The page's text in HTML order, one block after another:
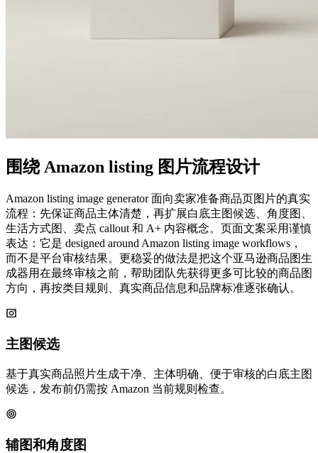
围绕 Amazon listing 图片流程设计
Amazon listing image generator 面向卖家准备商品页图片的真实
流程：先保证商品主体清楚，再扩展白底主图候选、角度图、
生活方式图、卖点 callout 和 A+ 内容概念。页面文案采用谨慎
表达：它是 designed around Amazon listing image workflows，
而不是平台审核结果。更稳妥的做法是把这个亚马逊商品图生
成器用在最终审核之前，帮助团队先获得更多可比较的商品图
方向，再按类目规则、真实商品信息和品牌标准逐张确认。
主图候选
基于真实商品照片生成干净、主体明确、便于审核的白底主图
候选，发布前仍需按 Amazon 当前规则检查。
辅图和角度图